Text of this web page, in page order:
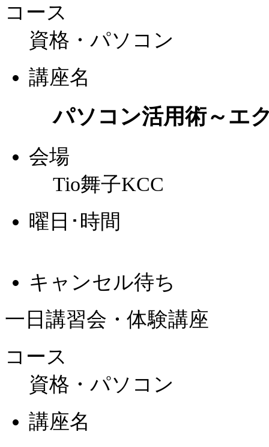
コース
資格・パソコン
講座名
パソコン活用術～エ
会場
Tio舞子KCC
曜日･時間
キャンセル待ち
一日講習会・体験講座
コース
資格・パソコン
講座名